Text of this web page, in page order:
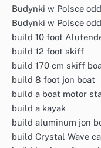
Budynki w Polsce
Budynki w Polsce
build 10 foot
build 12 foot skiff
build 170 cm skiff
build 8 foot jon boat
build a boat motor
build a kayak
build aluminum jon
build Crystal Wave